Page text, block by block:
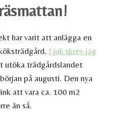
har varit att anlägga en
I juli skrev jag
utöka trädgårdslandet
på augusti. Den nya
att vara ca. 100 m2
än så.